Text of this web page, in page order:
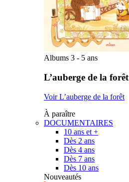
Albums 3 - 5 ans
L’auberge de la forêt
Voir L’auberge de la forêt
À paraître
DOCUMENTAIRES
10 ans et +
Dès 2 ans
Dès 4 ans
Dès 7 ans
Dès 10 ans
Nouveautés